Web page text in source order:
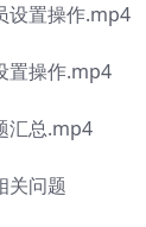
设置操作.mp4
置操作.mp4
汇总.mp4
关问题